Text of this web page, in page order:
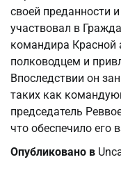
своей преданности
участвовал в
командира Красной
полководцем и
Впоследствии он
таких как
председатель
что обеспечило его
Опубликовано в